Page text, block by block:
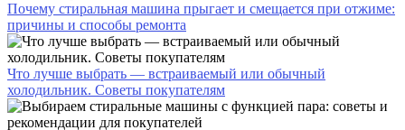
Почему стиральная машина прыгает и смещается при отжиме:
причины и способы ремонта
Что лучше выбрать — встраиваемый или обычный
холодильник. Советы покупателям